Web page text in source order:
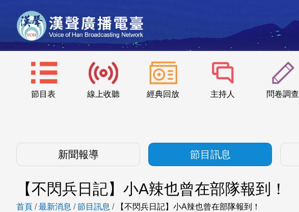
節目表 線上收聽 經典回放 主持人 問卷調查
新聞報導 節目訊息
【不閃兵日記】小A辣也曾在部隊報到！
首頁 /最新消息 /節目訊息 / 【不閃兵日記】小A辣也曾在部隊報到！